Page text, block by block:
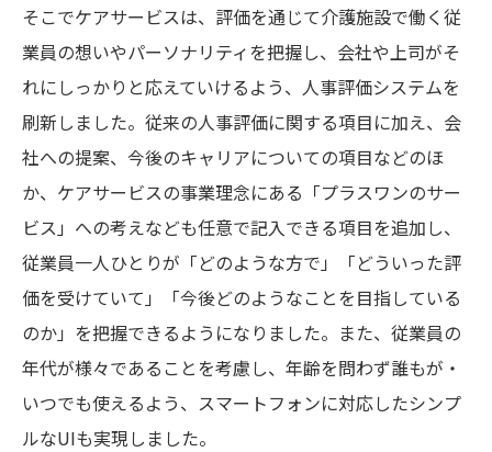
そこでケアサービスは、評価を通じて介護施設で働く従
業員の想いやパーソナリティを把握し、会社や上司がそ
れにしっかりと応えていけるよう、人事評価システムを
刷新しました。従来の人事評価に関する項目に加え、会
社への提案、今後のキャリアについての項目などのほ
か、ケアサービスの事業理念にある「プラスワンのサー
ビス」への考えなども任意で記入できる項目を追加し、
従業員一人ひとりが「どのような方で」「どういった評
価を受けていて」「今後どのようなことを目指している
のか」を把握できるようになりました。また、従業員の
年代が様々であることを考慮し、年齢を問わず誰もが・
いつでも使えるよう、スマートフォンに対応したシンプ
ルなUIも実現しました。